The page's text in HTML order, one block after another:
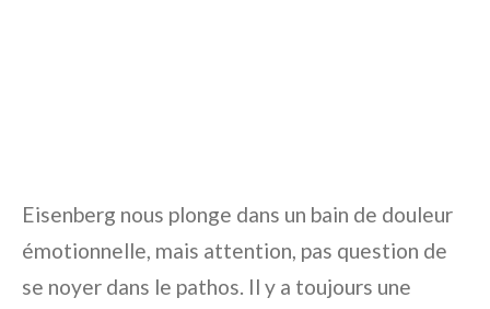
Eisenberg nous plonge dans un bain de douleur
émotionnelle, mais attention, pas question de
se noyer dans le pathos. Il y a toujours une